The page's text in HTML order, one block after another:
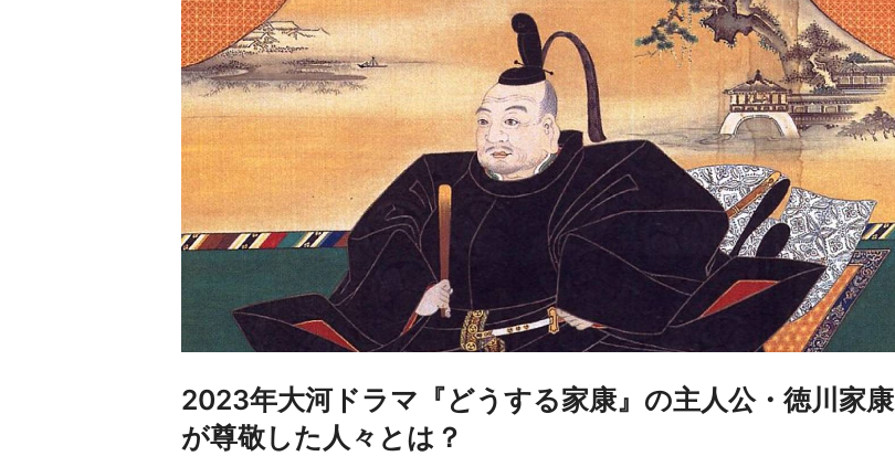
2023年大河ドラマ『どうする家康』の主人公・徳川家康
が尊敬した人々とは？